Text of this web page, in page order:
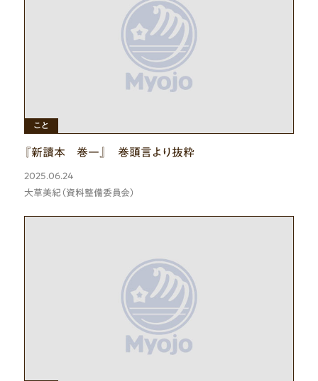
ひと
もの
こと
『新讀本 巻一』 巻頭言より抜粋
2025.06.24
大草美紀（資料整備委員会）